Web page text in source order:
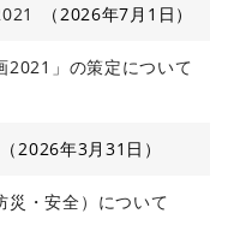
2026年7月1日
2021」の策定について
2026年3月31日
災・安全）について